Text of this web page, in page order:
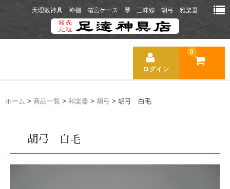
天理教神具 神棚 箱宮ケース 琴 三味線 胡弓 雅楽器
ログイン
0
ホーム > 商品一覧 > 和楽器 > 胡弓 > 胡弓 白毛
胡弓 白毛